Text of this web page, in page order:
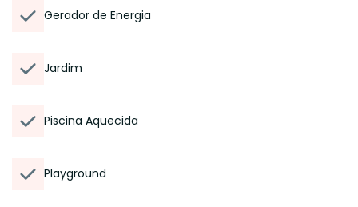
Gerador de Energia
Jardim
Piscina Aquecida
Playground